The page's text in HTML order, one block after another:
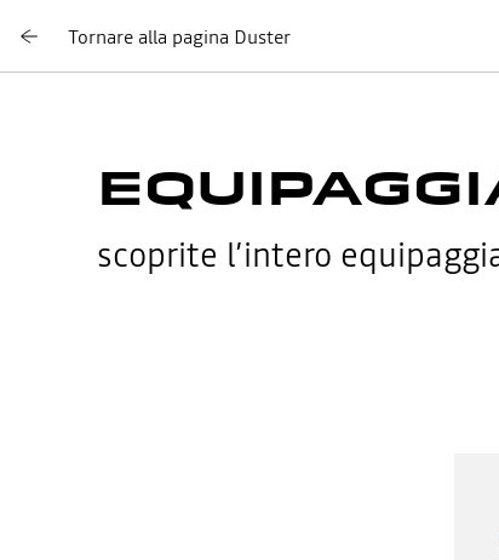
Tornare alla pagina Duster
scoprite l’intero